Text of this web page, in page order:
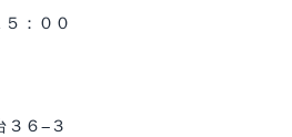
：００
３６−３